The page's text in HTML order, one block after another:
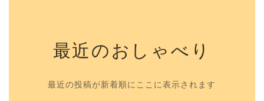
最近のおしゃべり
最近の投稿が新着順にここに表示されます